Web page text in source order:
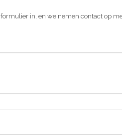
in, en we nemen contact op